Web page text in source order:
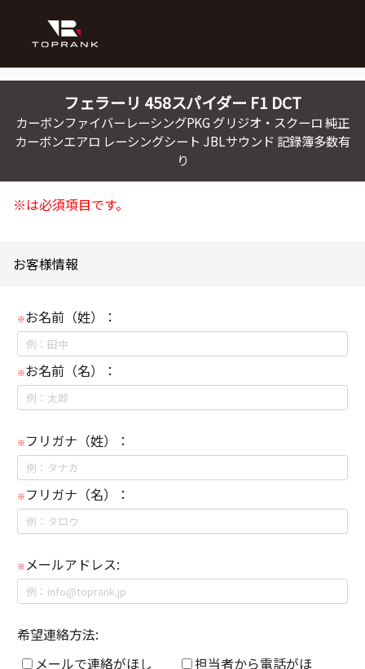
フェラーリ 458スパイダー F1 DCT
カーボンファイバーレーシングPKG グリジオ・スクーロ 純正
カーボンエアロ レーシングシート JBLサウンド 記録簿多数有
り
※は必須項目です。
お客様情報
※お名前（姓）：
※お名前（名）：
※ フリガナ（姓）：
※ フリガナ（名）：
※ メールアドレス:
希望連絡方法:
メールで連絡がほし
担当者から電話がほ